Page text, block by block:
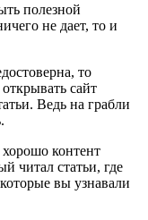
полезной
не дает, то и
то
сайт
Ведь на грабли
контент
читал статьи, где
вы узнавали